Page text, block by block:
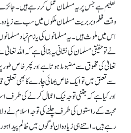
تعلیم ہے جس پر یہ مسلمان عمل کر رہے ہیں۔
وقت ظلم و بربریت مسلمان ملکوں میں سب سے زیادہ
اس میں ملوث ہیں۔ یہ مسلمانوں کی یا نام نہاد
نے تو حقیقی مسلمان کی نشانی یہ بتائی ہے کہ اللہ
تعالیٰ کی مخلوق سے مضبوط ہوتا ہے اور پھر خاص
سے تعلق میں تو ایک خاص بھائی چارے کا بھی تعلق
اور کیا ہے کہ جتنی توجہ نیک اعمال کرنے کی طرف
محبت کے راستوں کی طرف چلنے کی توجہ اسلام نے
رہے ہیں۔ اتنے ہی زیادہ ان لوگوں میں ظالم پیدا